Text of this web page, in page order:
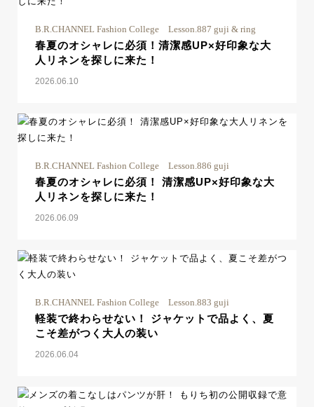
B.R.CHANNEL Fashion College Lesson.887 guji & ring
春夏のオシャレに必須！清潔感UP×好印象な大
人リネンを探しに来た！
2026.06.10
B.R.CHANNEL Fashion College Lesson.886 guji
春夏のオシャレに必須！ 清潔感UP×好印象な大
人リネンを探しに来た！
2026.06.09
B.R.CHANNEL Fashion College Lesson.883 guji
軽装で終わらせない！ ジャケットで品よく、夏
こそ差がつく大人の装い
2026.06.04